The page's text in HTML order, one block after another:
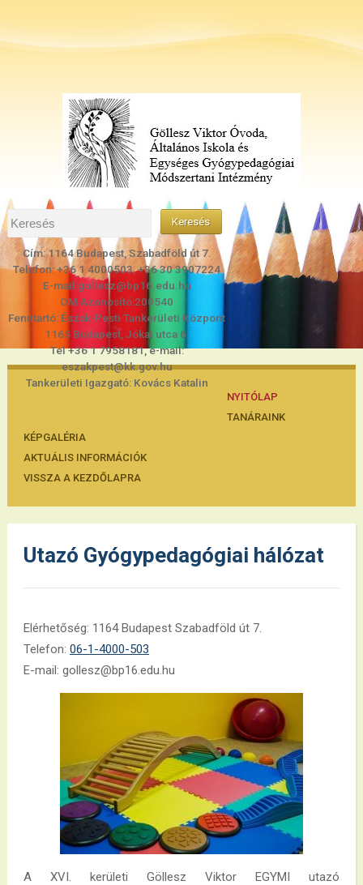
Cím: 1164 Budapest, Szabadföld út 7.
Telefon: +36 1 4000503, +36 30 3907224
E-mail:gollesz@bp16.edu.hu
OM Azonosító:200540
Fenntartó: Észak-Pesti Tankerületi Központ
1165 Budapest, Jókai utca 6.
Tel +36 1 7958181, e-mail:
eszakpest@kk.gov.hu
Tankerületi Igazgató: Kovács Katalin
NYITÓLAP
TANÁRAINK
KÉPGALÉRIA
AKTUÁLIS INFORMÁCIÓK
VISSZA A KEZDŐLAPRA
Utazó Gyógypedagógiai hálózat
Elérhetőség: 1164 Budapest Szabadföld út 7.
Telefon: 06-1-4000-503
E-mail: gollesz@bp16.edu.hu
A XVI. kerületi Göllesz Viktor EGYMI utazó